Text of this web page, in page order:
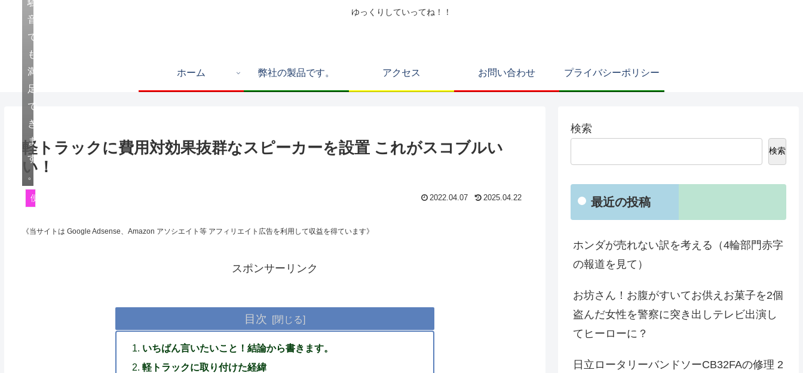
ゆっくりしていってね！！
ホーム 弊社の製品です。 アクセス お問い合わせ プライバシーポリシー
軽トラックに費用対効果抜群なスピーカーを設置 これがスコブルい
い！
便利な方法・品物
音
で
も
満
足
で
き
ま
す
。
2022.04.07 2025.04.22
《当サイトは Google Adsense、Amazon アソシエイト等 アフィリエイト広告を利用して収益を得ています》
スポンサーリンク
目次
いちばん言いたいこと！結論から書きます。
軽トラックに取り付けた経緯
検索
検索
最近の投稿
ホンダが売れない訳を考える（4輪部門赤字
の報道を見て）
お坊さん！お腹がすいてお供えお菓子を2個
盗んだ女性を警察に突き出しテレビ出演し
てヒーローに？
日立ロータリーバンドソーCB32FAの修理 2